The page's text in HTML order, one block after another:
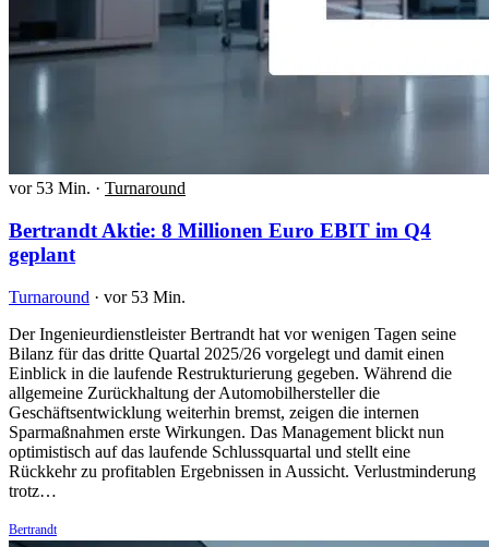
vor 53 Min. · Turnaround
Bertrandt Aktie: 8 Millionen Euro EBIT im Q4
geplant
Turnaround · vor 53 Min.
Der Ingenieurdienstleister Bertrandt hat vor wenigen Tagen seine
Bilanz für das dritte Quartal 2025/26 vorgelegt und damit einen
Einblick in die laufende Restrukturierung gegeben. Während die
allgemeine Zurückhaltung der Automobilhersteller die
Geschäftsentwicklung weiterhin bremst, zeigen die internen
Sparmaßnahmen erste Wirkungen. Das Management blickt nun
optimistisch auf das laufende Schlussquartal und stellt eine
Rückkehr zu profitablen Ergebnissen in Aussicht. Verlustminderung
trotz…
Bertrandt